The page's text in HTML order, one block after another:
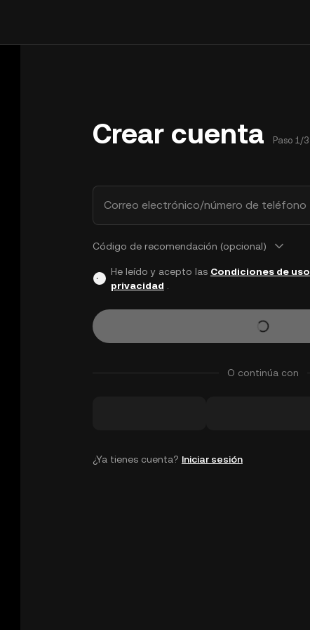
Crear cuenta Paso 1/3
Correo electrónico/número de teléfono
Código de recomendación (opcional)
He leído y acepto las Condiciones de uso
privacidad
O continúa con
¿Ya tienes cuenta? Iniciar sesión